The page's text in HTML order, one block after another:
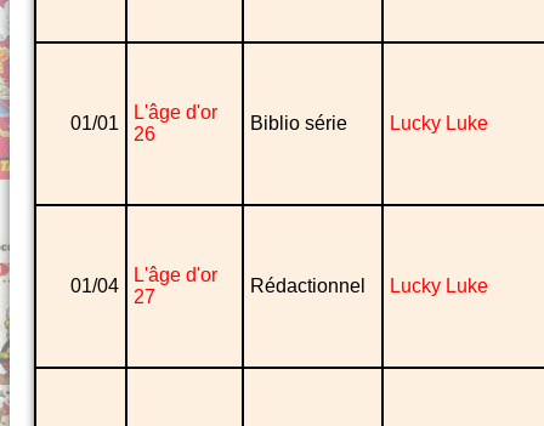
01/01
L'âge d'or
26
Biblio série Lucky Luke
01/04
L'âge d'or
27
Rédactionnel Lucky Luke